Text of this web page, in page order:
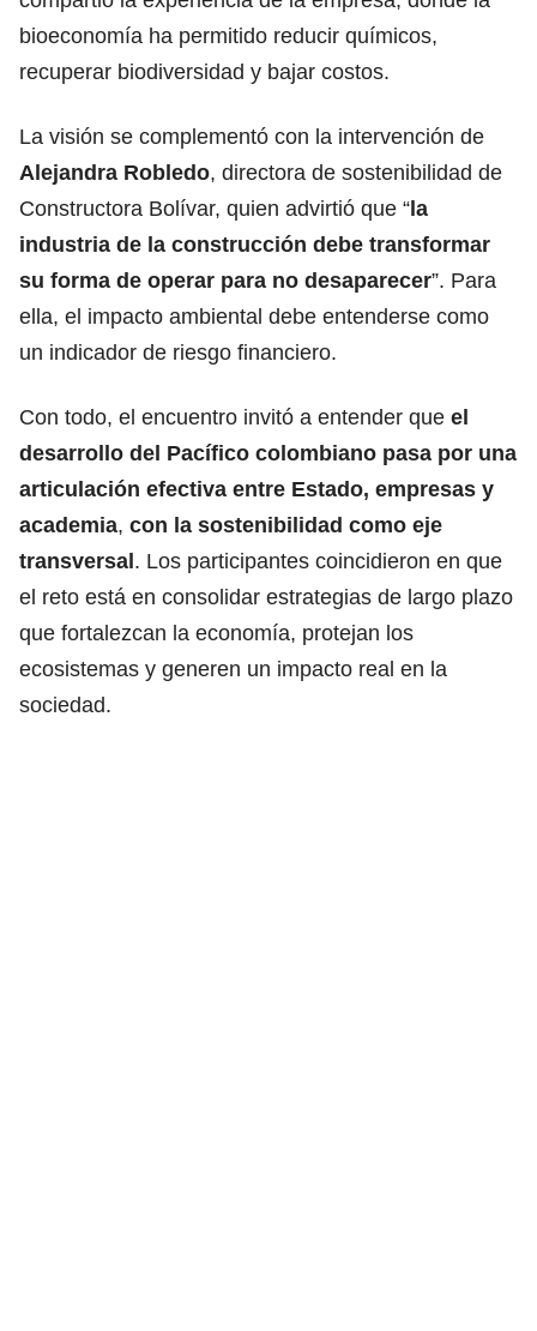
bioeconomía ha permitido reducir químicos,
recuperar biodiversidad y bajar costos.
La visión se complementó con la intervención de
Alejandra Robledo, directora de sostenibilidad de
Constructora Bolívar, quien advirtió que “la
industria de la construcción debe transformar
su forma de operar para no desaparecer”. Para
ella, el impacto ambiental debe entenderse como
un indicador de riesgo financiero.
Con todo, el encuentro invitó a entender que el
desarrollo del Pacífico colombiano pasa por una
articulación efectiva entre Estado, empresas y
academia, con la sostenibilidad como eje
transversal. Los participantes coincidieron en que
el reto está en consolidar estrategias de largo plazo
que fortalezcan la economía, protejan los
ecosistemas y generen un impacto real en la
sociedad.